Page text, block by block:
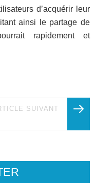
d’acquérir leur
ainsi le partage de
rapidement et
SUIVANT